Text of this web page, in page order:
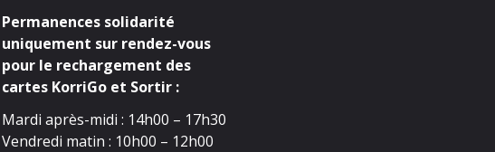
Permanences solidarité
uniquement sur rendez-vous
pour le rechargement des
cartes KorriGo et Sortir :
Mardi après-midi : 14h00 – 17h30
Vendredi matin : 10h00 – 12h00